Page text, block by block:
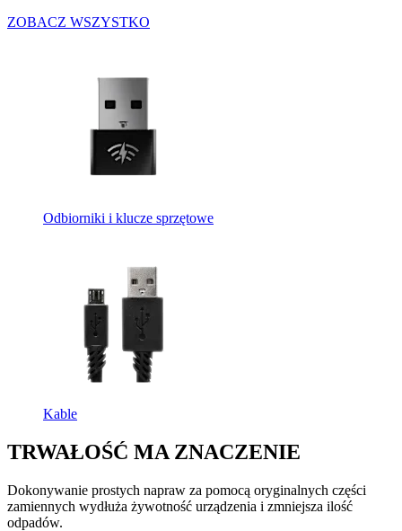
ZOBACZ WSZYSTKO
Odbiorniki i klucze sprzętowe
Kable
TRWAŁOŚĆ MA ZNACZENIE
Dokonywanie prostych napraw za pomocą oryginalnych części
zamiennych wydłuża żywotność urządzenia i zmniejsza ilość
odpadów.